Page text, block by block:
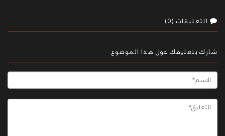
التعليقات (0)
شارك بتعليقك حول هذا الموضوع